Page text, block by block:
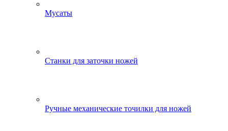
Мусаты
Станки для заточки ножей
Ручные механические точилки для ножей